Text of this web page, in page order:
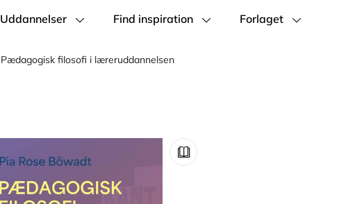
Uddannelser Find inspiration Forlaget
Pædagogisk filosofi i læreruddannelsen